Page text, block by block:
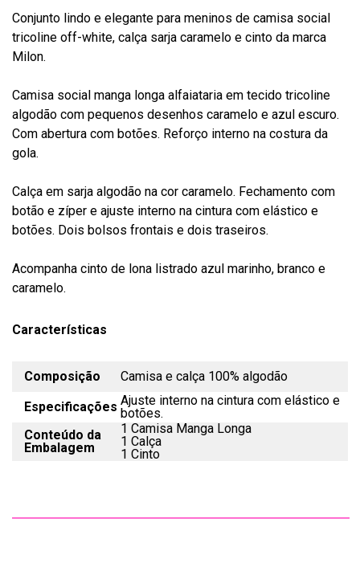
Conjunto lindo e elegante para meninos de camisa social
tricoline off-white, calça sarja caramelo e cinto da marca
Milon.
Camisa social manga longa alfaiataria em tecido tricoline
algodão com pequenos desenhos caramelo e azul escuro.
Com abertura com botões. Reforço interno na costura da
gola.
Calça em sarja algodão na cor caramelo. Fechamento com
botão e zíper e ajuste interno na cintura com elástico e
botões. Dois bolsos frontais e dois traseiros.
Acompanha cinto de lona listrado azul marinho, branco e
caramelo.
Características
Composição
Camisa e calça 100% algodão
Especificações Ajuste interno na cintura com elástico e
botões.
Conteúdo da
Embalagem
1 Camisa Manga Longa
1 Calça
1 Cinto